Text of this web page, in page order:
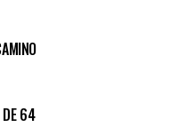
DE 64